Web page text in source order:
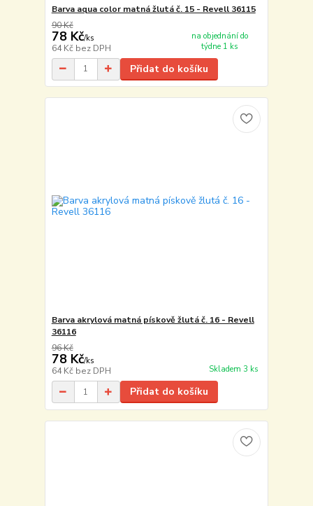
Barva aqua color matná žlutá č. 15 - Revell 36115
90 Kč
78 Kč/ks
64 Kč bez DPH
na objednání do
týdne 1 ks
Přidat do košíku
Barva akrylová matná pískově žlutá č. 16 - Revell
36116
96 Kč
78 Kč/ks
64 Kč bez DPH Skladem 3 ks
Přidat do košíku